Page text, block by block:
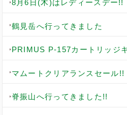
8月6日(木)はレディースデー!!
鶴見岳へ行ってきました
PRIMUS P-157カートリッジ
マムートクリアランスセール!!
脊振山へ行ってきました!!